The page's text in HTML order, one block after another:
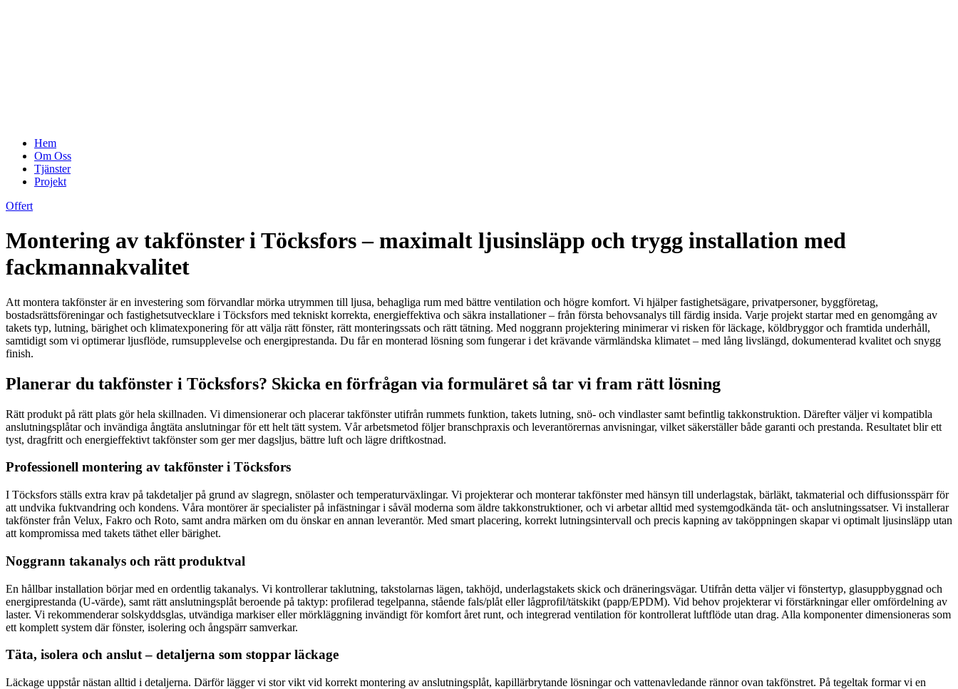
Hem
Om Oss
Tjänster
Projekt
Offert
Montering av takfönster i Töcksfors – maximalt ljusinsläpp och trygg installation med
fackmannakvalitet
Att montera takfönster är en investering som förvandlar mörka utrymmen till ljusa, behagliga rum med bättre ventilation och högre komfort. Vi hjälper fastighetsägare, privatpersoner, byggföretag,
bostadsrättsföreningar och fastighetsutvecklare i Töcksfors med tekniskt korrekta, energieffektiva och säkra installationer – från första behovsanalys till färdig insida. Varje projekt startar med en genomgång av
takets typ, lutning, bärighet och klimatexponering för att välja rätt fönster, rätt monteringssats och rätt tätning. Med noggrann projektering minimerar vi risken för läckage, köldbryggor och framtida underhåll,
samtidigt som vi optimerar ljusflöde, rumsupplevelse och energiprestanda. Du får en monterad lösning som fungerar i det krävande värmländska klimatet – med lång livslängd, dokumenterad kvalitet och snygg
finish.
Planerar du takfönster i Töcksfors? Skicka en förfrågan via formuläret så tar vi fram rätt lösning
Rätt produkt på rätt plats gör hela skillnaden. Vi dimensionerar och placerar takfönster utifrån rummets funktion, takets lutning, snö- och vindlaster samt befintlig takkonstruktion. Därefter väljer vi kompatibla
anslutningsplåtar och invändiga ångtäta anslutningar för ett helt tätt system. Vår arbetsmetod följer branschpraxis och leverantörernas anvisningar, vilket säkerställer både garanti och prestanda. Resultatet blir ett
tyst, dragfritt och energieffektivt takfönster som ger mer dagsljus, bättre luft och lägre driftkostnad.
Professionell montering av takfönster i Töcksfors
I Töcksfors ställs extra krav på takdetaljer på grund av slagregn, snölaster och temperaturväxlingar. Vi projekterar och monterar takfönster med hänsyn till underlagstak, bärläkt, takmaterial och diffusionsspärr för
att undvika fuktvandring och kondens. Våra montörer är specialister på infästningar i såväl moderna som äldre takkonstruktioner, och vi arbetar alltid med systemgodkända tät- och anslutningssatser. Vi installerar
takfönster från Velux, Fakro och Roto, samt andra märken om du önskar en annan leverantör. Med smart placering, korrekt lutningsintervall och precis kapning av taköppningen skapar vi optimalt ljusinsläpp utan
att kompromissa med takets täthet eller bärighet.
Noggrann takanalys och rätt produktval
En hållbar installation börjar med en ordentlig takanalys. Vi kontrollerar taklutning, takstolarnas lägen, takhöjd, underlagstakets skick och dräneringsvägar. Utifrån detta väljer vi fönstertyp, glasuppbyggnad och
energiprestanda (U-värde), samt rätt anslutningsplåt beroende på taktyp: profilerad tegelpanna, stående fals/plåt eller lågprofil/tätskikt (papp/EPDM). Vid behov projekterar vi förstärkningar eller omfördelning av
laster. Vi rekommenderar solskyddsglas, utvändiga markiser eller mörkläggning invändigt för komfort året runt, och integrerad ventilation för kontrollerat luftflöde utan drag. Alla komponenter dimensioneras som
ett komplett system där fönster, isolering och ångspärr samverkar.
Täta, isolera och anslut – detaljerna som stoppar läckage
Läckage uppstår nästan alltid i detaljerna. Därför lägger vi stor vikt vid korrekt montering av anslutningsplåt, kapillärbrytande lösningar och vattenavledande rännor ovan takfönstret. På tegeltak formar vi en